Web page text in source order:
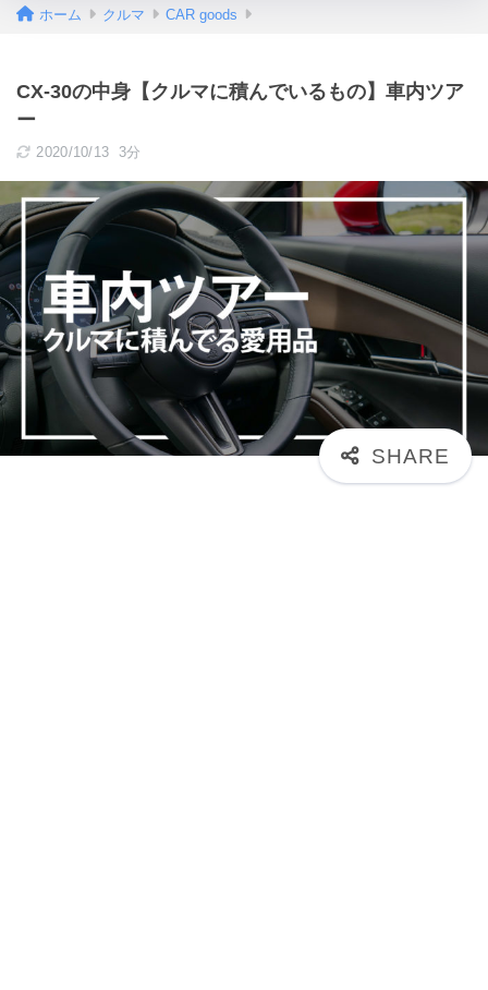
ホーム クルマ CAR goods
CX-30の中身【クルマに積んでいるもの】車内ツア
ー
2020/10/13 3分